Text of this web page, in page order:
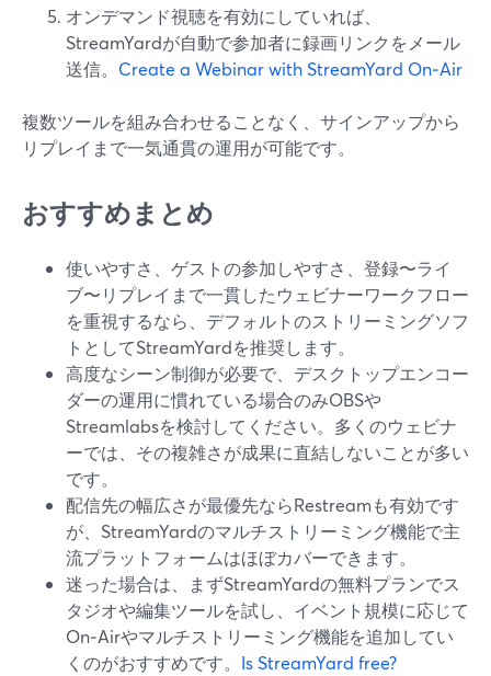
オンデマンド視聴を有効にしていれば、
StreamYardが自動で参加者に録画リンクをメール
送信。 Create a Webinar with StreamYard On‑Air
複数ツールを組み合わせることなく、サインアップから
リプレイまで一気通貫の運用が可能です。
おすすめまとめ
使いやすさ、ゲストの参加しやすさ、登録〜ライ
ブ〜リプレイまで一貫したウェビナーワークフロー
を重視するなら、デフォルトのストリーミングソフ
トとしてStreamYardを推奨します。
高度なシーン制御が必要で、デスクトップエンコー
ダーの運用に慣れている場合のみOBSや
Streamlabsを検討してください。多くのウェビナ
ーでは、その複雑さが成果に直結しないことが多い
です。
配信先の幅広さが最優先ならRestreamも有効です
が、StreamYardのマルチストリーミング機能で主
流プラットフォームはほぼカバーできます。
迷った場合は、まずStreamYardの無料プランでス
タジオや編集ツールを試し、イベント規模に応じて
On‑Airやマルチストリーミング機能を追加してい
くのがおすすめです。 Is StreamYard free?